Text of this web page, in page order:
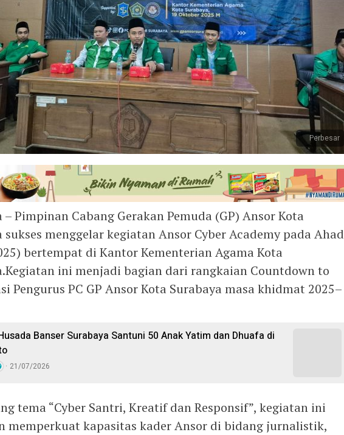
Perbesar
– Pimpinan Cabang Gerakan Pemuda (GP) Ansor Kota
sukses menggelar kegiatan Ansor Cyber Academy pada Ahad
bertempat di Kantor Kementerian Agama Kota
ini menjadi bagian dari rangkaian Countdown to
Pengurus PC GP Ansor Kota Surabaya masa khidmat 2025–
Banser Surabaya Santuni 50 Anak Yatim dan Dhuafa di
21/07/2026
tema “Cyber Santri, Kreatif dan Responsif”, kegiatan ini
memperkuat kapasitas kader Ansor di bidang jurnalistik,